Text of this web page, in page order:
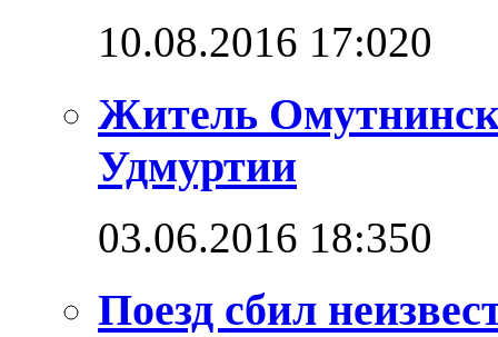
10.08.2016 17:020
Житель
Удмуртии
03.06.2016 18:350
Поезд сбил